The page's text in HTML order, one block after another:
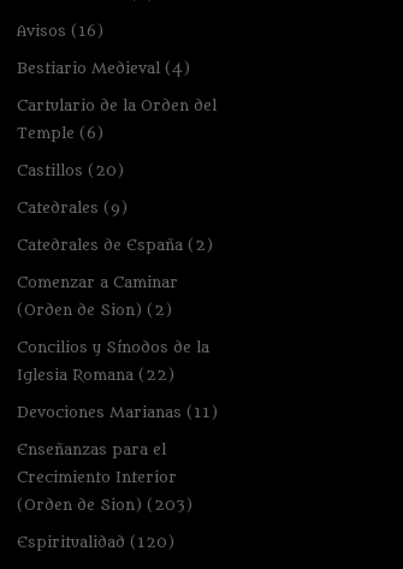
Avisos (16)
Bestiario Medieval (4)
Cartulario de la Orden del
Temple (6)
Castillos (20)
Catedrales (9)
Catedrales de España (2)
Comenzar a Caminar
(Orden de Sion) (2)
Concilios y Sínodos de la
Iglesia Romana (22)
Devociones Marianas (11)
Enseñanzas para el
Crecimiento Interior
(Orden de Sion) (203)
Espiritualidad (120)